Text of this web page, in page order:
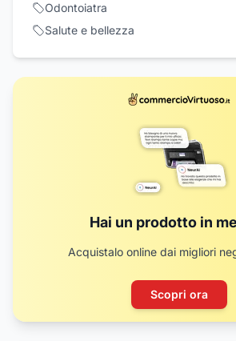
Odontoiatra
Salute e bellezza
Hai un prodotto in
Acquistalo online dai migliori
Scopri ora